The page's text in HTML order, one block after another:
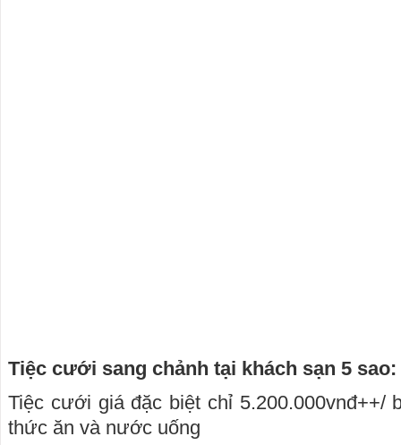
Tiệc cưới sang chảnh tại khách sạn 5 sao:
Tiệc cưới giá đặc biệt chỉ 5.200.000vnđ++/
thức ăn và nước uống